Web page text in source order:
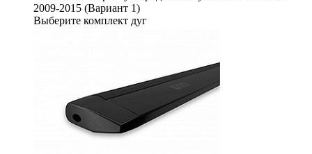
2009-2015 (Вариант 1)
Выберите комплект дуг